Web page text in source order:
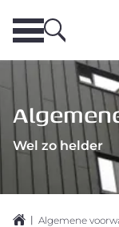
Wel zo helder
| Algemene